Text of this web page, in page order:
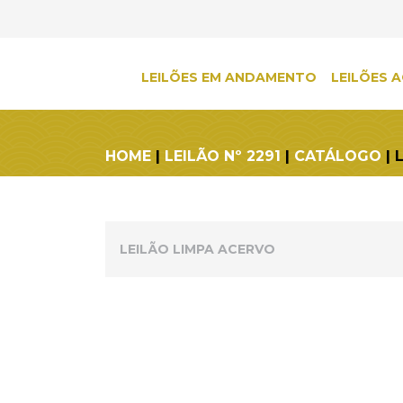
LEILÕES EM ANDAMENTO LEILÕES
HOME | LEILÃO Nº 2291 | CATÁLOGO |
LEILÃO LIMPA ACERVO